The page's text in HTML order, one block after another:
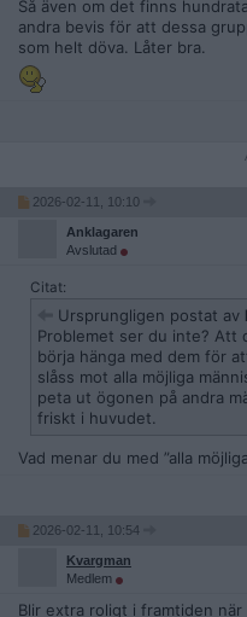
Så även om det finns
andra bevis för att dessa
som helt döva. Låter bra.
2026-02-11, 10:10
Anklagaren
Avslutad
Citat:
Ursprungligen postat av
Problemet ser du inte? Att
börja hänga med dem för
slåss mot alla möjliga
peta ut ögonen på andra
friskt i huvudet.
Vad menar du med ”alla
2026-02-11, 10:54
Kvargman
Medlem
Blir extra roligt i framtiden när